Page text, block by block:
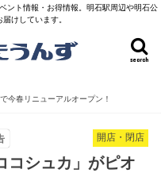
ント情報・お得情報。明石駅周辺や明石公
けしています。
search
今春リニューアルオープン！
開店・閉店
コシュカ」がピオ